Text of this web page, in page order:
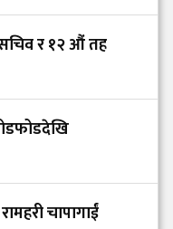
र १२ औं तह
चापागाईं